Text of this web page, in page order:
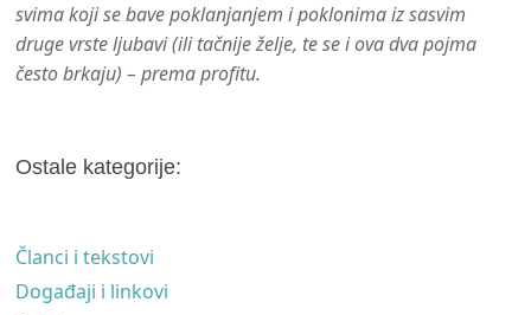
svima koji se bave poklanjanjem i poklonima iz sasvim
druge vrste ljubavi (ili tačnije želje, te se i ova dva pojma
često brkaju)– prema profitu.
Ostale kategorije:
Članci i tekstovi
Događaji i linkovi